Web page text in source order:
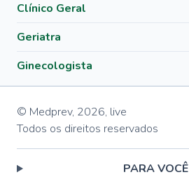
Clínico Geral
Geriatra
Ginecologista
© Medprev, 2026, live
Todos os direitos reservados
PARA VOCÊ